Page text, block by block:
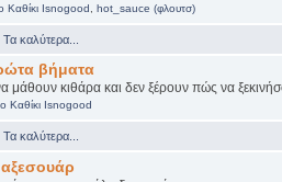
Καθίκι Isnogood hot_sauce (φλουτσ)
Τα καλύτερα...
βήματα
μάθουν κιθάρα και δεν ξέρουν πώς να
Καθίκι Isnogood
Τα καλύτερα...